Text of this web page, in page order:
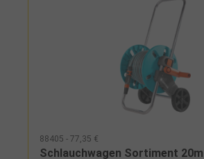
88405 - 77,35 €
Schlauchwagen Sortiment